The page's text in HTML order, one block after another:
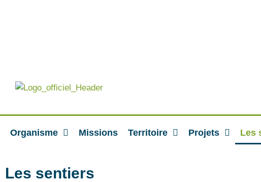
Organisme Missions Territoire Projets Les
Les sentiers